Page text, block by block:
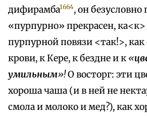
дифирамба1664, он безусловно
«пурпурно» прекрасен, ка<к>
пурпурной повязи <так!>, как
крови, к Кере, к бездне и к «
умильным»!О восторг: эти
хороша чаша (и в ней не
смола и молоко и мед?), как